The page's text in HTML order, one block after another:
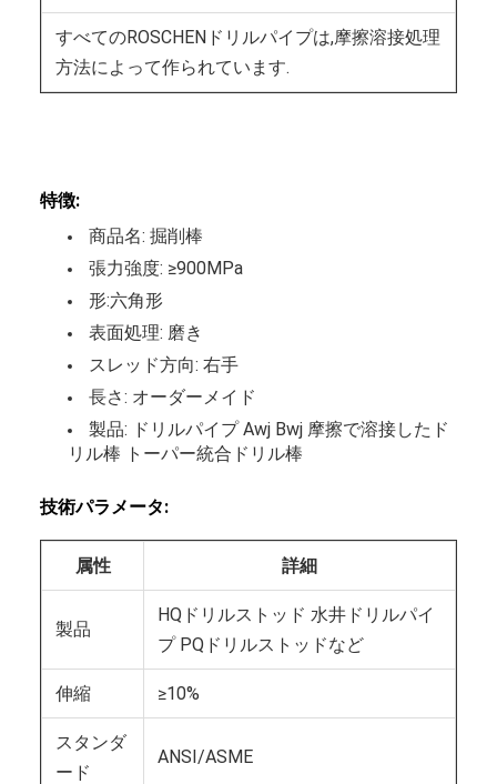
すべてのROSCHENドリルパイプは,摩擦溶接処理
方法によって作られています.
特徴:
商品名: 掘削棒
張力強度: ≥900MPa
形:六角形
表面処理: 磨き
スレッド方向: 右手
長さ: オーダーメイド
製品: ドリルパイプ Awj Bwj 摩擦で溶接したド
リル棒 トーパー統合ドリル棒
技術パラメータ:
属性 詳細
製品
HQドリルストッド 水井ドリルパイ
プ PQドリルストッドなど
伸縮 ≥10%
スタンダ
ード
ANSI/ASME